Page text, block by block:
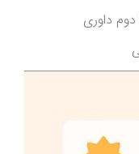
داوری